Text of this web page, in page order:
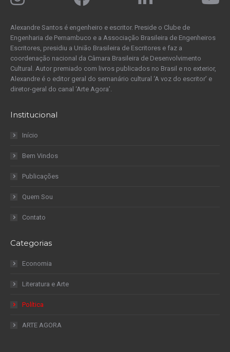
Alexandre Santos é engenheiro e escritor. Preside o Clube de
Engenharia de Pernambuco e a Associação Brasileira de Engenheiros
Escritores, presidiu a União Brasileira de Escritores e faz a
coordenação nacional da Câmara Brasileira de Desenvolvimento
Cultural. Autor premiado com livros publicados no Brasil e no exterior,
Alexandre é o editor geral do semanário cultural ‘A voz do escritor’ e
diretor-geral do canal ‘Arte Agora’.
Institucional
Início
Bem Vindos
Publicações
Quem Sou
Contato
Categorias
Economia
Literatura e Arte
Política
ARTE AGORA